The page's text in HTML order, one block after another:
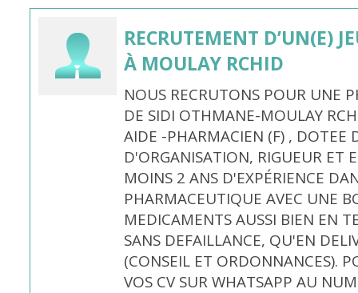
RECRUTEMENT D’UN(E)
À MOULAY RCHID
NOUS RECRUTONS POUR UNE
DE SIDI OTHMANE-MOULAY
AIDE -PHARMACIEN (F) , DOTEE
D'ORGANISATION, RIGUEUR ET
MOINS 2 ANS D'EXPÉRIENCE
PHARMACEUTIQUE AVEC UNE
MEDICAMENTS AUSSI BIEN EN
SANS DEFAILLANCE, QU'EN
(CONSEIL ET ORDONNANCES).
VOS CV SUR WHATSAPP AU